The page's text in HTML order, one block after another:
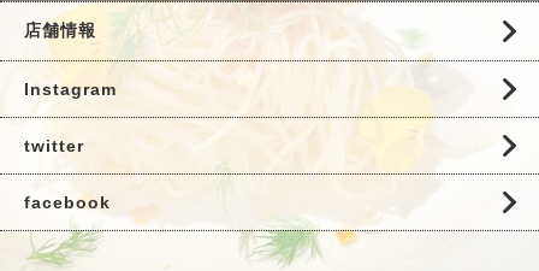
店舗情報
Instagram
twitter
facebook